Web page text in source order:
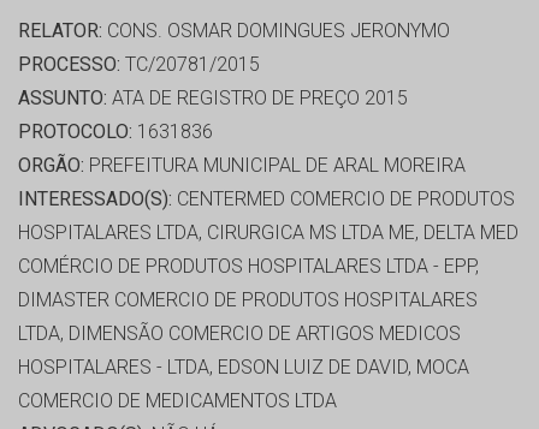
RELATOR: CONS. OSMAR DOMINGUES JERONYMO
PROCESSO: TC/20781/2015
ASSUNTO: ATA DE REGISTRO DE PREÇO 2015
PROTOCOLO: 1631836
ORGÃO: PREFEITURA MUNICIPAL DE ARAL MOREIRA
INTERESSADO(S): CENTERMED COMERCIO DE PRODUTOS
HOSPITALARES LTDA, CIRURGICA MS LTDA ME, DELTA MED
COMÉRCIO DE PRODUTOS HOSPITALARES LTDA - EPP,
DIMASTER COMERCIO DE PRODUTOS HOSPITALARES
LTDA, DIMENSÃO COMERCIO DE ARTIGOS MEDICOS
HOSPITALARES - LTDA, EDSON LUIZ DE DAVID, MOCA
COMERCIO DE MEDICAMENTOS LTDA